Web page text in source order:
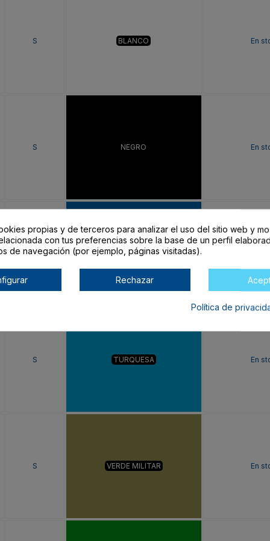
S BLANCO En
S NEGRO En
S ROYAL
S TURQUESA En
S VERDE MILITAR En
propias y de terceros para analizar el uso del sitio web y
con tus preferencias sobre la base de un perfil
de navegación (por ejemplo, páginas visitadas).
Rechazar
Política de